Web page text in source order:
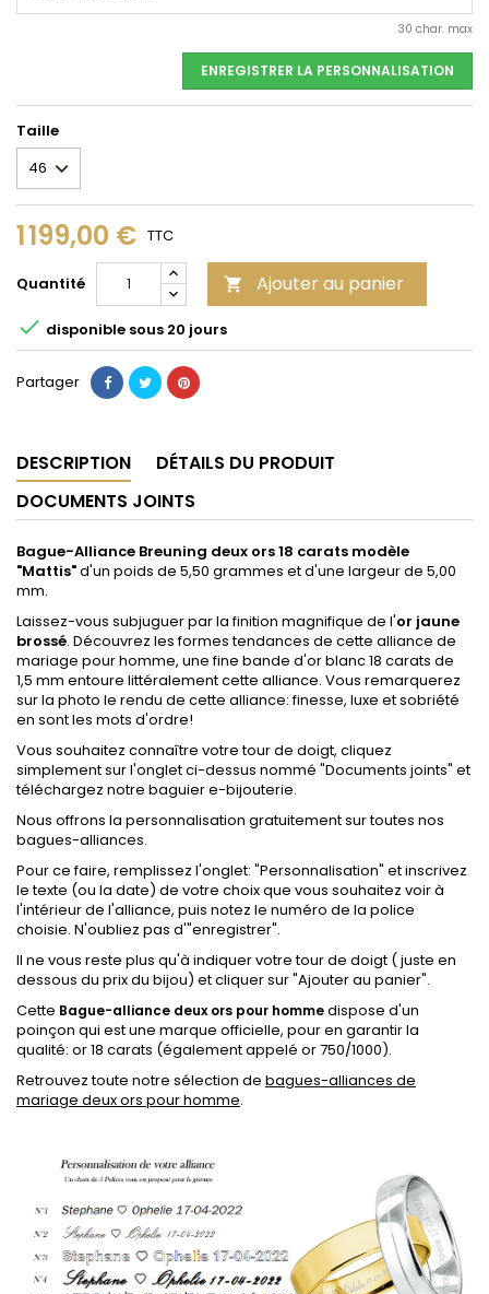
30 char. max
ENREGISTRER LA PERSONNALISATION
Taille
1 199,00 € TTC
Quantité  Ajouter au panier
 disponible sous 20 jours
Partager
DESCRIPTION
DÉTAILS DU PRODUIT
DOCUMENTS JOINTS
Bague-Alliance Breuning deux ors 18 carats modèle
"Mattis"d'un poids de 5,50 grammes et d'une largeur de 5,00
mm.
Laissez-vous subjuguer par la finition magnifique de l'or jaune
brossé. Découvrez les formes tendances de cette alliance de
mariage pour homme, une fine bande d'or blanc 18 carats de
1,5 mm entoure littéralement cette alliance. Vous remarquerez
sur la photo le rendu de cette alliance: finesse, luxe et sobriété
en sont les mots d'ordre!
Vous souhaitez connaître votre tour de doigt, cliquez
simplement sur l'onglet ci-dessus nommé "Documents joints" et
téléchargez notre baguier e-bijouterie.
Nous offrons la personnalisation gratuitement sur toutes nos
bagues-alliances.
Pour ce faire, remplissez l'onglet: "Personnalisation" et inscrivez
le texte (ou la date) de votre choix que vous souhaitez voir à
l'intérieur de l'alliance, puis notez le numéro de la police
choisie. N'oubliez pas d'"enregistrer".
Il ne vous reste plus qu'à indiquer votre tour de doigt ( juste en
dessous du prix du bijou) et cliquer sur "Ajouter au panier".
Cette Bague-alliance deux ors pour hommedispose d'un
poinçon qui est une marque officielle, pour en garantir la
qualité: or 18 carats (également appelé or 750/1000).
Retrouvez toute notre sélection de bagues-alliances de
mariage deux ors pour homme.